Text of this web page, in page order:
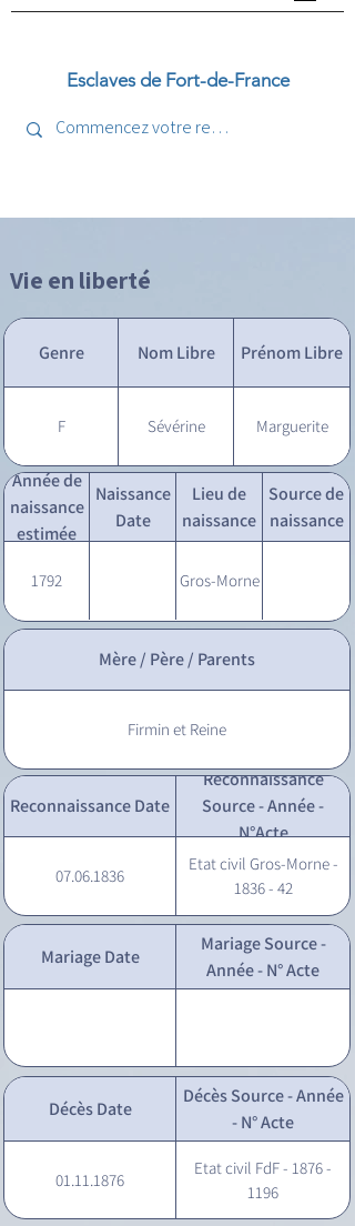
Esclaves de Fort-de-France
Vie en liberté
Genre Nom Libre Prénom Libre
F Sévérine Marguerite
Année de
naissance
estimée
Naissance
Date
Lieu de
naissance
Source de
naissance
1792 Gros-Morne
Mère / Père / Parents
Firmin et Reine
Reconnaissance Date
Reconnaissance
Source - Année -
N°Acte
07.06.1836
Etat civil Gros-Morne -
1836 - 42
Mariage Date
Mariage Source -
Année - N° Acte
Décès Date
Décès Source - Année
- N° Acte
01.11.1876
Etat civil FdF - 1876 -
1196